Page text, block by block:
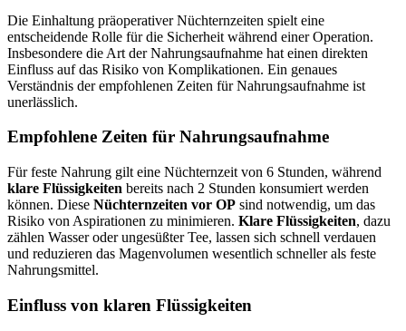
Die Einhaltung präoperativer Nüchternzeiten spielt eine
entscheidende Rolle für die Sicherheit während einer Operation.
Insbesondere die Art der Nahrungsaufnahme hat einen direkten
Einfluss auf das Risiko von Komplikationen. Ein genaues
Verständnis der empfohlenen Zeiten für Nahrungsaufnahme ist
unerlässlich.
Empfohlene Zeiten für Nahrungsaufnahme
Für feste Nahrung gilt eine Nüchternzeit von 6 Stunden, während
klare Flüssigkeiten bereits nach 2 Stunden konsumiert werden
können. Diese Nüchternzeiten vor OP sind notwendig, um das
Risiko von Aspirationen zu minimieren. Klare Flüssigkeiten, dazu
zählen Wasser oder ungesüßter Tee, lassen sich schnell verdauen
und reduzieren das Magenvolumen wesentlich schneller als feste
Nahrungsmittel.
Einfluss von klaren Flüssigkeiten